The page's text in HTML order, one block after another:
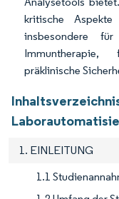
kritische Aspekte
insbesondere
Immuntherapie,
präklinische
1. EINLEITUNG
1.1